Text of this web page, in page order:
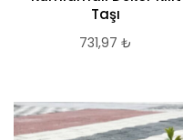
Taşı
731,97 ₺